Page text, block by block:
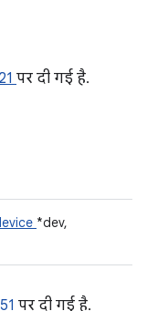
पर दी गई है.
*dev,
पर दी गई है.